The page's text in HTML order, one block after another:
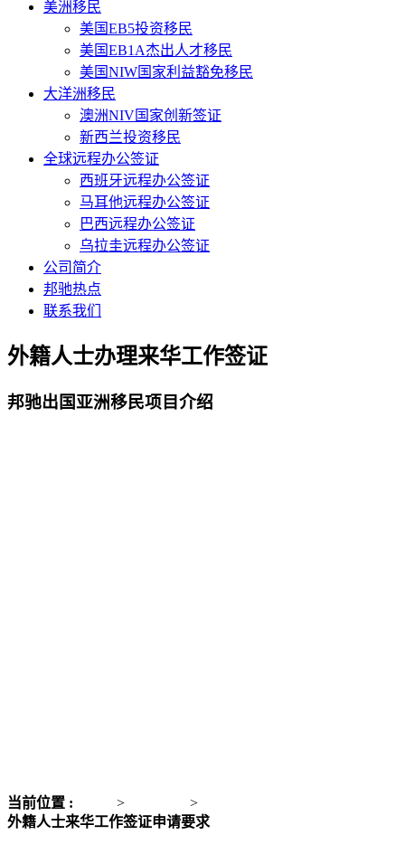
美洲移民
美国EB5投资移民
美国EB1A杰出人才移民
美国NIW国家利益豁免移民
大洋洲移民
澳洲NIV国家创新签证
新西兰投资移民
全球远程办公签证
西班牙远程办公签证
马耳他远程办公签证
巴西远程办公签证
乌拉圭远程办公签证
公司简介
邦驰热点
联系我们
外籍人士办理来华工作签证
邦驰出国亚洲移民项目介绍
当前位置 : > >
外籍人士来华工作签证申请要求